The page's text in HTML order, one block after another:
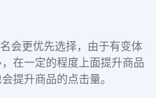
会更优先选择，由于有变体
在一定的程度上面提升商品
提升商品的点击量。